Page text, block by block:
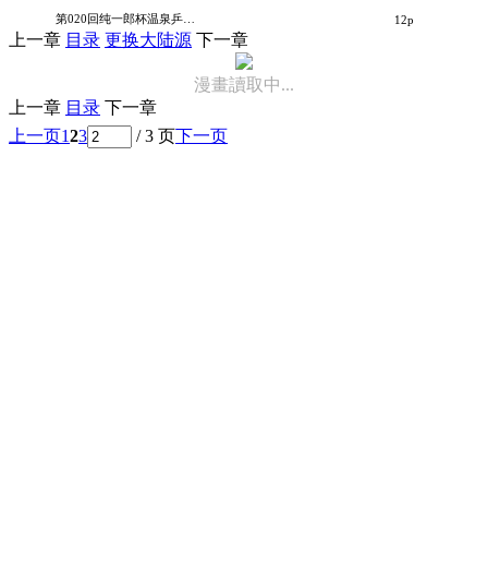
12p
上一章 目录 更换大陆源 下一章
漫畫讀取中...
上一章 目录 下一章
上一页123 / 3 页下一页